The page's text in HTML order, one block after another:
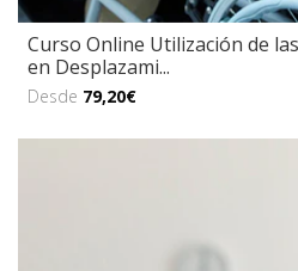
Curso Online Utilización de
en Desplazami...
Desde 79,20€